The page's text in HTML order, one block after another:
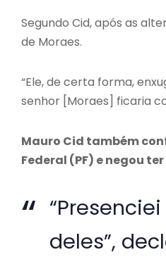
Segundo Cid, após as
de Moraes.
“Ele, de certa forma,
senhor [Moraes] ficaria
Mauro Cid também
Federal (PF) e negou
deles”,